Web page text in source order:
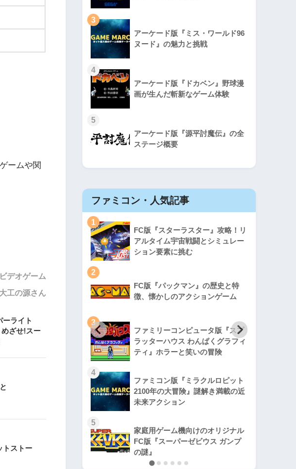
ームや関
ビデオゲーム
工の源さん
ーライト
めざせ!スー
トストー
3
アーケード版『ミス・ワールド96
ヌード』の魅力と挑戦
4
アーケード版『ドカベン』野球漫
画が生んだ斬新なゲーム体験
5
アーケード版『源平討魔伝』の全
ステージ概要
年の名作復活！エメ
集でゲームの深層に
で復刻『VS.スター
底解析
ラゴンボールZ 超武
ファミコン・人気記事
1
FC版『スターラスター』攻略！リ
アルタイム宇宙戦闘とシミュレー
ション要素に挑む
2
FC版『パックマン』の歴史と特
徴、懐かしのアクションゲーム
3
ファミリーコンピュータ版『スプ
ラッターハウス わんぱくグラフィ
ティ』ホラーと笑いの冒険
4
ファミコン版『ミラクルロピット
2100年の大冒険』謎解き満載の近
未来アクション
5
家庭用ゲーム機向けのオリジナル
FC版『スーパーゼビウス ガンプ
の謎』